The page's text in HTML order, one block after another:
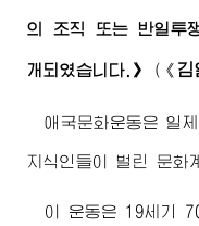
의 조직 또는 반일투
개되였습니다.》 ( 《 김
애국문화운동은 일
지식인들이 벌린 문화
이 운동은 19세기